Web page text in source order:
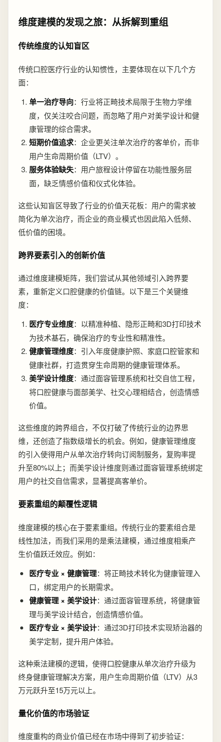
维度建模的发现之旅：从拆解到重组
传统维度的认知盲区
传统口腔医疗行业的认知惯性，主要体现在以下几个方
面：
单一治疗导向：行业将正畸技术局限于生物力学维
度，仅关注咬合问题，而忽略了用户对美学设计和健
康管理的综合需求。
短期价值追求：企业更关注单次治疗的客单价，而非
用户生命周期价值（LTV）。
服务体验缺失：用户旅程设计停留在功能性服务层
面，缺乏情感价值和仪式化体验。
这些认知盲区导致了行业的价值天花板：用户的需求被
简化为单次治疗，而企业的商业模式也因此陷入低频、
低价值的困境。
跨界要素引入的创新价值
通过维度建模矩阵，我们尝试从其他领域引入跨界要
素，重新定义口腔健康的价值链。以下是三个关键维
度：
医疗专业维度：以精准种植、隐形正畸和3D打印技术
为技术基石，确保治疗的专业性和精准性。
健康管理维度：引入年度健康护照、家庭口腔管家和
健康社群，打造贯穿生命周期的健康管理体系。
美学设计维度：通过面容管理系统和社交自信工程，
将口腔健康与面部美学、社交心理相结合，创造情感
价值。
这些维度的跨界组合，不仅打破了传统行业的边界思
维，还创造了指数级增长的机会。例如，健康管理维度
的引入使得用户从单次治疗转向订阅制服务，复购率提
升至80%以上；而美学设计维度则通过面容管理系统绑定
用户的社交自信需求，显著提高客单价。
要素重组的颠覆性逻辑
维度建模的核心在于要素重组。传统行业的要素组合是
线性加法，而我们采用的是乘法建模，通过维度相乘产
生价值跃迁效应。例如：
医疗专业 × 健康管理：将正畸技术转化为健康管理入
口，绑定用户的长期需求。
健康管理 × 美学设计：通过面容管理系统，将健康管
理与美学设计结合，创造情感价值。
医疗专业 × 美学设计：通过3D打印技术实现矫治器的
美学定制，提升用户体验。
这种乘法建模的逻辑，使得口腔健康从单次治疗升级为
终身健康管理解决方案，用户生命周期价值（LTV）从3
万元跃升至15万元以上。
量化价值的市场验证
维度重构的商业价值已经在市场中得到了初步验证：